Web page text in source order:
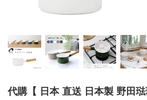
代購【 日本 直送 日本製 野田